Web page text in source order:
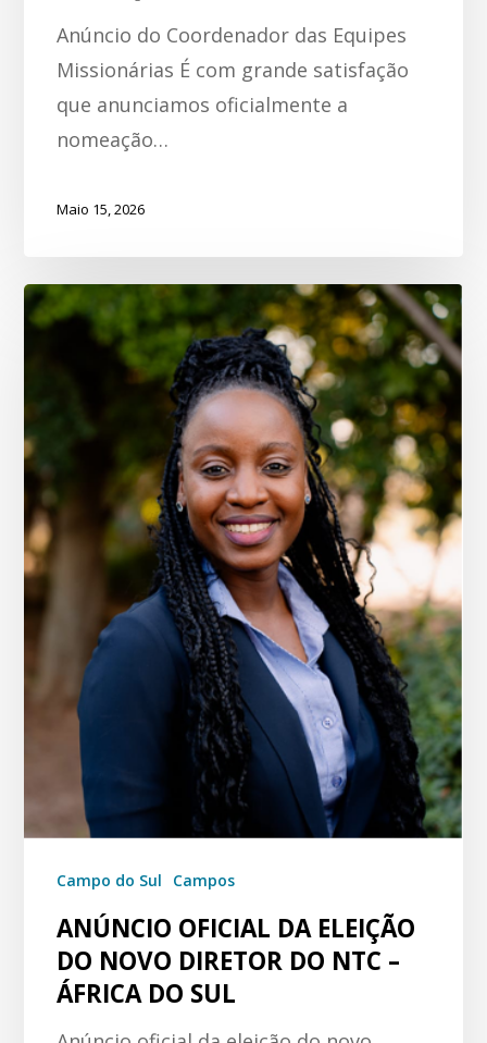
Anúncio do Coordenador das Equipes
Missionárias É com grande satisfação
que anunciamos oficialmente a
nomeação…
Maio 15, 2026
Campo do Sul Campos
ANÚNCIO OFICIAL DA ELEIÇÃO
DO NOVO DIRETOR DO NTC –
ÁFRICA DO SUL